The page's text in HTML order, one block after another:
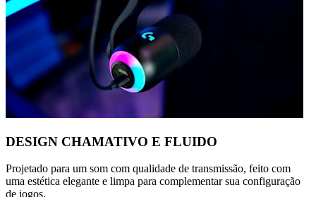
DESIGN CHAMATIVO E FLUIDO
Projetado para um som com qualidade de transmissão, feito com
uma estética elegante e limpa para complementar sua configuração
de jogos.